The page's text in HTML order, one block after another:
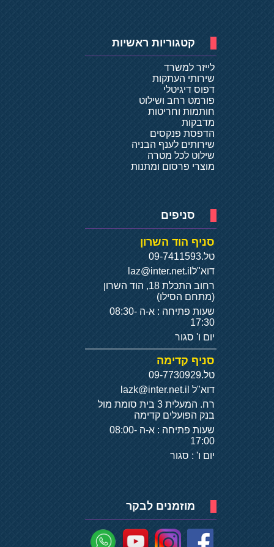
קטגוריות ראשיות
לייזר למשרד
שירותי העתקות
דפוס דיגיטלי
פורמט רחב ושילוט
חותמות וחריטות
מדבקות
הדפסת פנקסים
שירותים לענף הבניה
שילוט לכל מטרה
מוצרי פרסום ומתנות
סניפים
סניף הוד השרון
טל.09-7411593
דוא"ל laz@inter.net.il
רחוב התכלת 18, הוד השרון
(מתחם הסילו)
שעות פתיחה : א-ה 08:30-
17:30
יום ו' סגור
סניף קדימה
טל.09-7730929
דוא"ל
רח. המעלית 3 בית סומת מול
בנק הפועלים קדימה
שעות פתיחה : א-ה 08:00-
17:00
יום ו' : סגור
מוזמנים לבקר